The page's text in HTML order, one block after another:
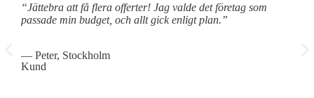
“Jättebra att få flera offerter! Jag valde det företag som
passade min budget, och allt gick enligt plan.”
— Peter, Stockholm
Kund